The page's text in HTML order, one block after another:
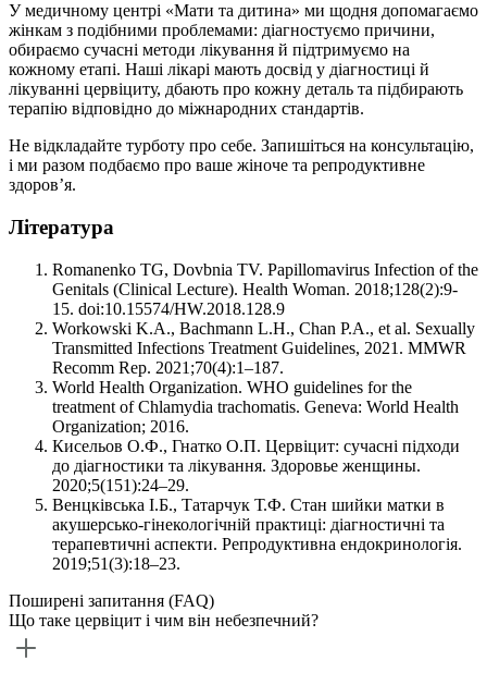
У медичному центрі «Мати та дитина» ми щодня допомагаємо
жінкам з подібними проблемами: діагностуємо причини,
обираємо сучасні методи лікування й підтримуємо на
кожному етапі. Наші лікарі мають досвід у діагностиці й
лікуванні цервіциту, дбають про кожну деталь та підбирають
терапію відповідно до міжнародних стандартів.
Не відкладайте турботу про себе. Запишіться на консультацію,
і ми разом подбаємо про ваше жіноче та репродуктивне
здоров’я.
Література
Romanenko TG, Dovbnia TV. Papillomаvirus Infection of the
Genitals (Clinical Lecture). Health Woman. 2018;128(2):9-
15. doi:10.15574/HW.2018.128.9
Workowski K.A., Bachmann L.H., Chan P.A., et al. Sexually
Transmitted Infections Treatment Guidelines, 2021. MMWR
Recomm Rep. 2021;70(4):1–187.
World Health Organization. WHO guidelines for the
treatment of Chlamydia trachomatis. Geneva: World Health
Organization; 2016.
Кисельов О.Ф., Гнатко О.П. Цервіцит: сучасні підходи
до діагностики та лікування. Здоровье женщины.
2020;5(151):24–29.
Венцківська І.Б., Татарчук Т.Ф. Стан шийки матки в
акушерсько-гінекологічній практиці: діагностичні та
терапевтичні аспекти. Репродуктивна ендокринологія.
2019;51(3):18–23.
Поширені запитання (FAQ)
Що таке цервіцит і чим він небезпечний?